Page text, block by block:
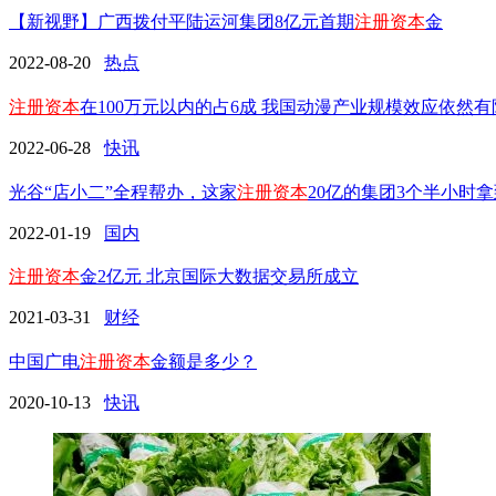
【新视野】广西拨付平陆运河集团8亿元首期注册资本金
2022-08-20 热点
注册资本在100万元以内的占6成 我国动漫产业规模效应依然有
2022-06-28快讯
光谷“店小二”全程帮办，这家注册资本20亿的集团3个半小时
2022-01-19 国内
注册资本金2亿元 北京国际大数据交易所成立
2021-03-31 财经
中国广电注册资本金额是多少？
2020-10-13快讯